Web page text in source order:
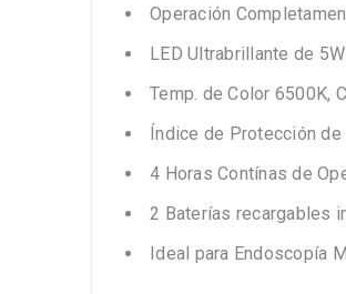
Operación
LED Ultrabrillante de 5W
Temp. de Color 6500K,
Índice de Protección de
4 Horas Contínas de
2 Baterías recargables
Ideal para Endoscopía